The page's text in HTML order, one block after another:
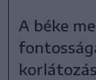
A béke